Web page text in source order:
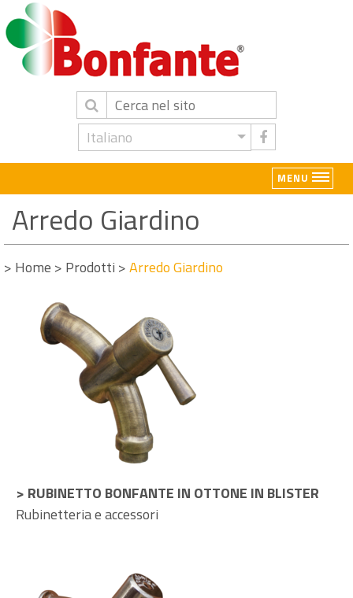
Italiano
MENU
Arredo Giardino
> Home > Prodotti >Arredo Giardino
> RUBINETTO BONFANTE IN OTTONE IN BLISTER
Rubinetteria e accessori